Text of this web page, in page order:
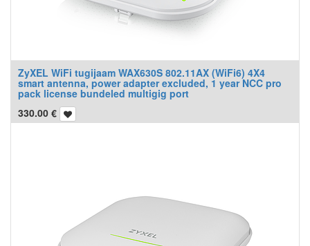
ZyXEL WiFi tugijaam WAX630S 802.11AX (WiFi6) 4X4
smart antenna, power adapter excluded, 1 year NCC pro
pack license bundeled multigig port
330.00 €